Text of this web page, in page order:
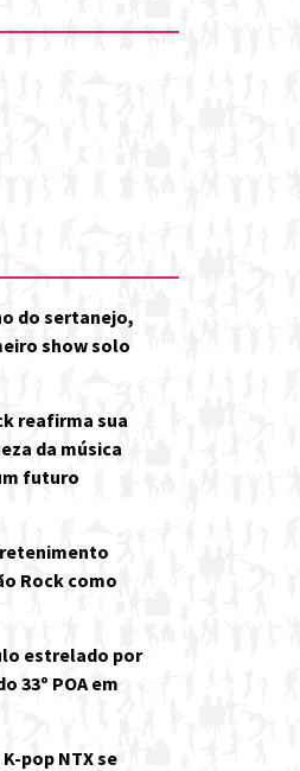
do sertanejo,
show solo
reafirma sua
da música
futuro
Rock como
estrelado por
33º POA em
pop NTX se